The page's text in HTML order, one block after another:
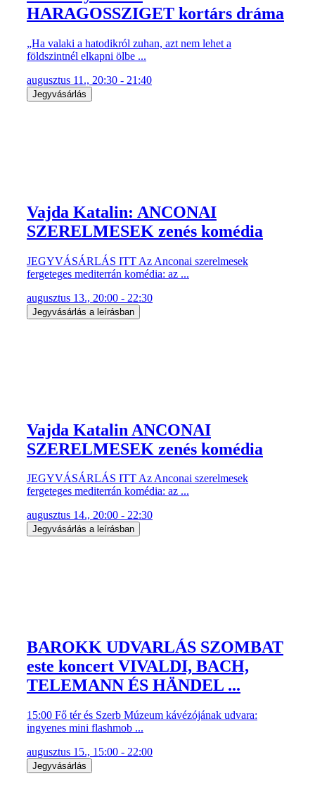
HARAGOSSZIGET kortárs dráma
„Ha valaki a hatodikról zuhan, azt nem lehet a
földszintnél elkapni ölbe ...
augusztus 11., 20:30 - 21:40
Jegyvásárlás
Vajda Katalin: ANCONAI
SZERELMESEK zenés komédia
JEGYVÁSÁRLÁS ITT Az Anconai szerelmesek
fergeteges mediterrán komédia: az ...
augusztus 13., 20:00 - 22:30
Jegyvásárlás a leírásban
Vajda Katalin ANCONAI
SZERELMESEK zenés komédia
JEGYVÁSÁRLÁS ITT Az Anconai szerelmesek
fergeteges mediterrán komédia: az ...
augusztus 14., 20:00 - 22:30
Jegyvásárlás a leírásban
BAROKK UDVARLÁS SZOMBAT
este koncert VIVALDI, BACH,
TELEMANN ÉS HÄNDEL ...
15:00 Fő tér és Szerb Múzeum kávézójának udvara:
ingyenes mini flashmob ...
augusztus 15., 15:00 - 22:00
Jegyvásárlás